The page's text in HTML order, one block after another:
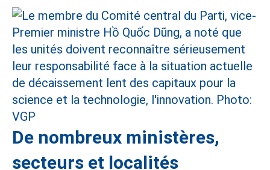
De nombreux ministères,
secteurs et localités